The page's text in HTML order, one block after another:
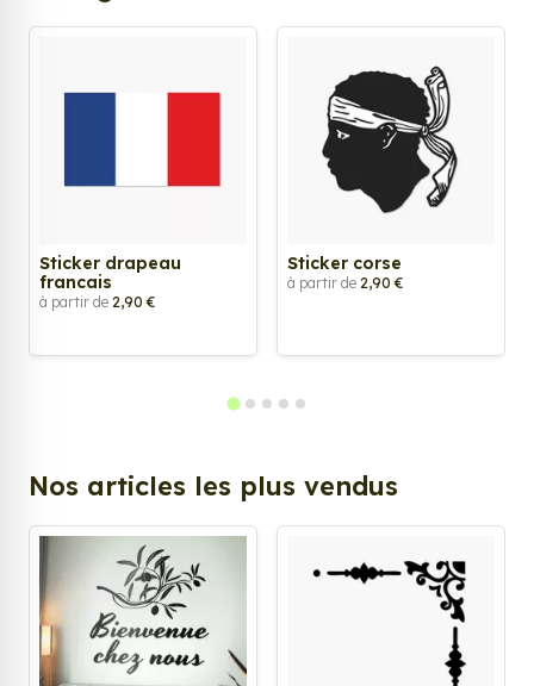
Sticker drapeau
francais
à partir de 2,90 €
Sticker corse
à partir de 2,90 €
Nos articles les plus vendus